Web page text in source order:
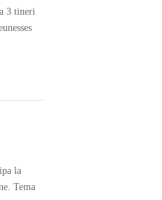
3 tineri
la
Tema